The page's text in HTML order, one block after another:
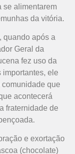
se alimentarem
da vitória.
quando após a
Geral da
fez uso da
ele
que
acontecerá
fraternidade de
e exortação
(chocolate)